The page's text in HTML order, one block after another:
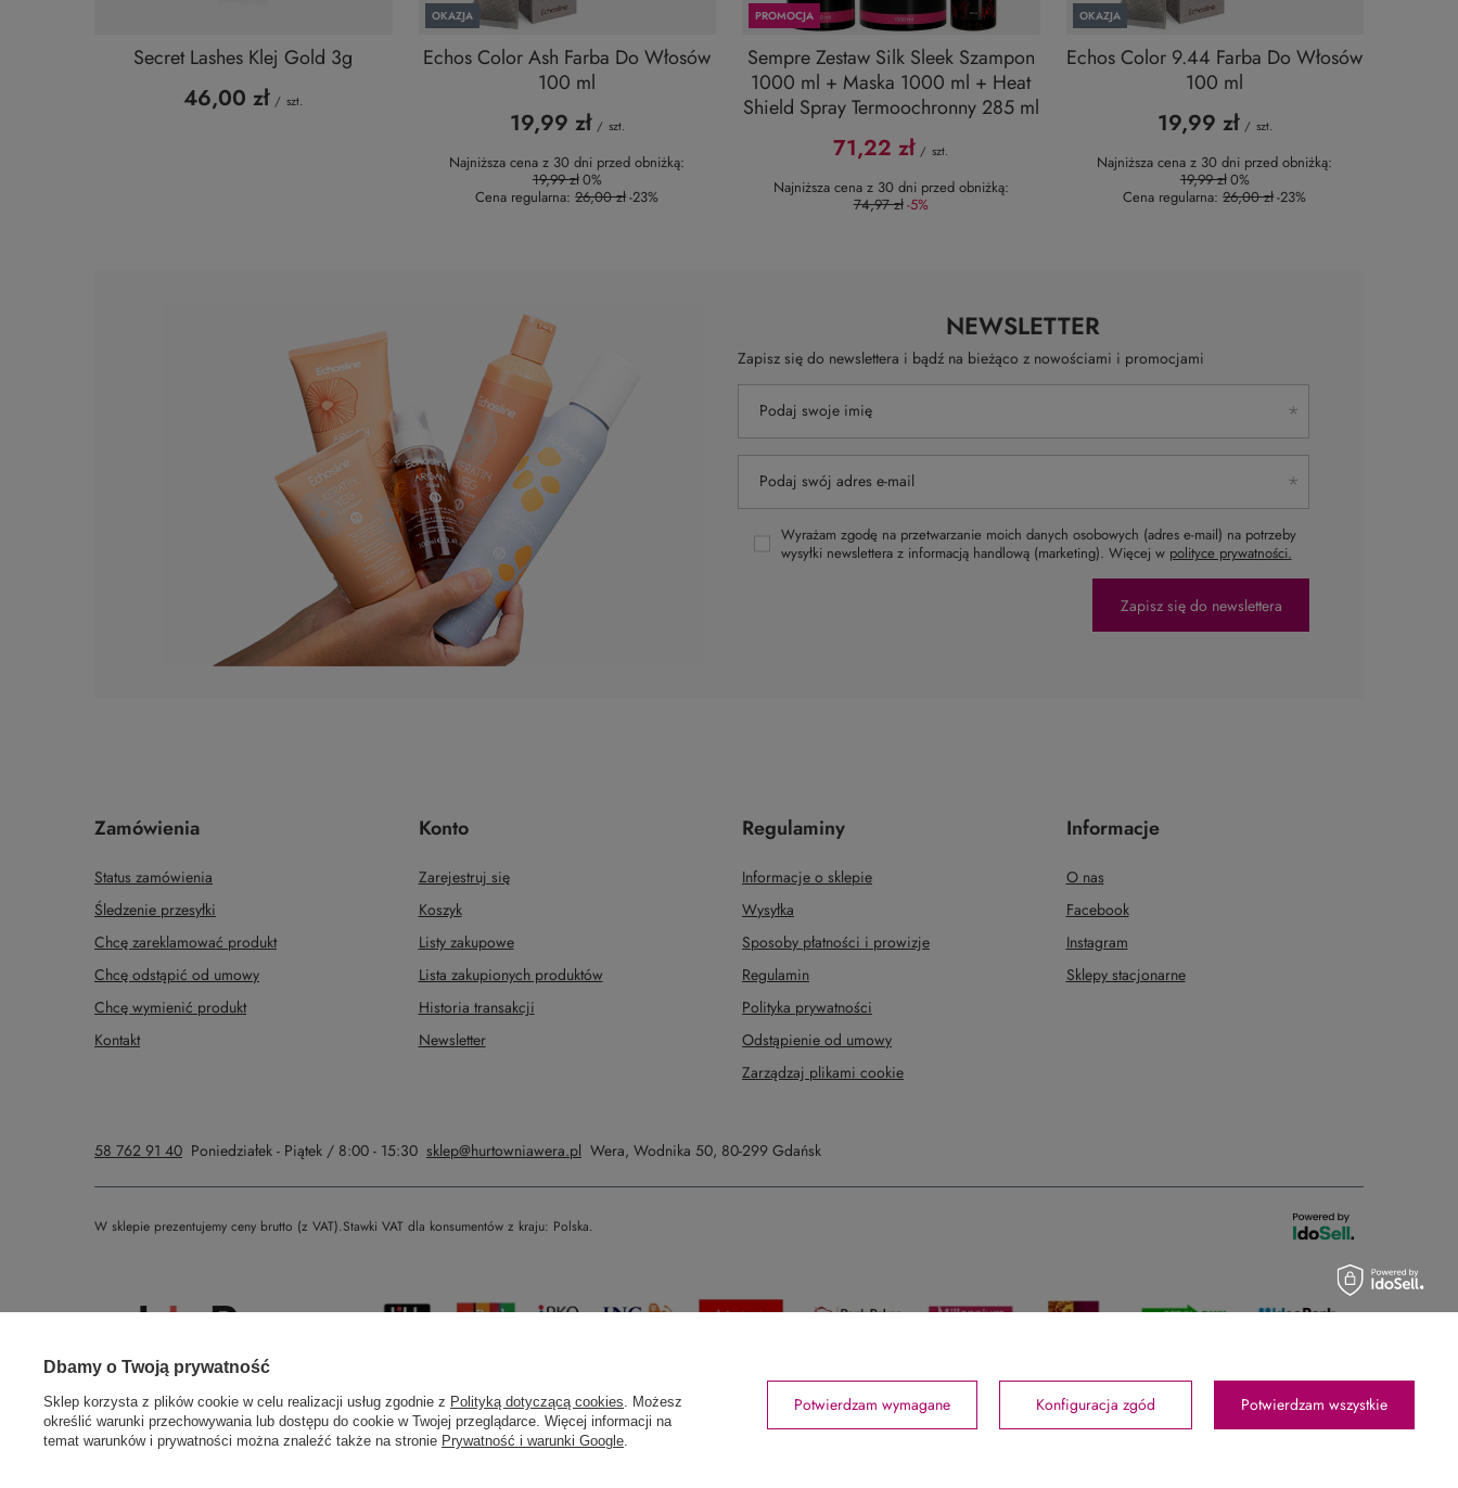
Secret Lashes Klej Gold 3g
46,00 zł / szt.
OKAZJA
Echos Color Ash Farba Do Włosów
100 ml
19,99 zł / szt.
Najniższa cena z 30 dni przed obniżką:
19,99 zł0%
Cena regularna:26,00 zł-23%
PROMOCJA
Sempre Zestaw Silk Sleek Szampon
1000 ml + Maska 1000 ml + Heat
Shield Spray Termoochronny 285 ml
71,22 zł / szt.
Najniższa cena z 30 dni przed obniżką:
74,97 zł-5%
OKAZJA
Echos Color 9.44 Farba Do Włosów
100 ml
19,99 zł / szt.
Najniższa cena z 30 dni przed obniżką:
19,99 zł0%
Cena regularna:26,00 zł-23%
NEWSLETTER
Zapisz się do newslettera i bądź na bieżąco z nowościami i promocjami
Podaj swoje imię
Podaj swój adres e-mail
Wyrażam zgodę na przetwarzanie moich danych osobowych (adres e-mail) na potrzeby
wysyłki newslettera z informacją handlową (marketing). Więcej w polityce prywatności.
Zapisz się do newslettera
Zamówienia
Status zamówienia
Śledzenie przesyłki
Chcę zareklamować produkt
Chcę odstąpić od umowy
Chcę wymienić produkt
Kontakt
Konto
Zarejestruj się
Koszyk
Listy zakupowe
Lista zakupionych produktów
Historia transakcji
Newsletter
Regulaminy
Informacje o sklepie
Wysyłka
Sposoby płatności i prowizje
Regulamin
Polityka prywatności
Odstąpienie od umowy
Zarządzaj plikami cookie
Informacje
O nas
Facebook
Instagram
Sklepy stacjonarne
58 762 91 40 Poniedziałek - Piątek / 8:00 - 15:30 sklep@hurtowniawera.pl Wera, Wodnika 50, 80-299 Gdańsk
W sklepie prezentujemy ceny brutto (z VAT).Stawki VAT dla konsumentów z kraju: Polska.
Prawdziwe
opinie klientów
Dbamy o Twoją prywatność
Sklep korzysta z plików cookie w celu realizacji usług zgodnie z Polityką dotyczącą cookies . Możesz
określić warunki przechowywania lub dostępu do cookie w Twojej przeglądarce. Więcej informacji na
temat warunków i prywatności można znaleźć także na stronie Prywatność i warunki Google
Potwierdzam wymagane Konfiguracja zgód Potwierdzam wszystkie